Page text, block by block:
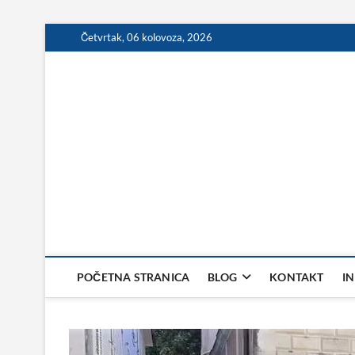
to
Četvrtak, 06 kolovoza, 2026
POČETNA STRANICA BLOG KONTAKT